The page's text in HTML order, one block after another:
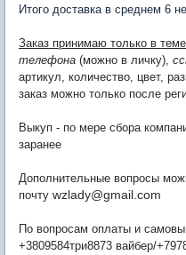
Итого доставка в среднем 6
Заказ принимаю только в теме
телефона (можно в личку),
артикул, количество, цвет,
заказ можно только после
Выкуп - по мере сбора
заранее
Дополнительные вопросы
почту wzlady@gmail.com
По вопросам оплаты и
+3809584три8873 вайбер/